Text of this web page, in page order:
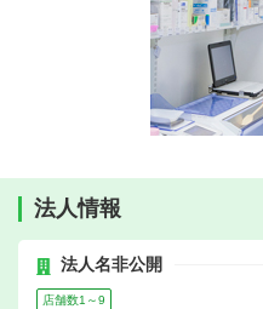
法人情報
法人名非公開
店舗数1～9